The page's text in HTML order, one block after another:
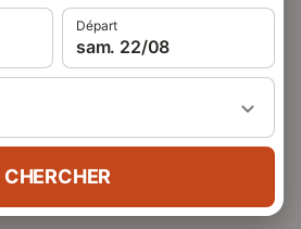
Départ
sam. 22/08
CHERCHER